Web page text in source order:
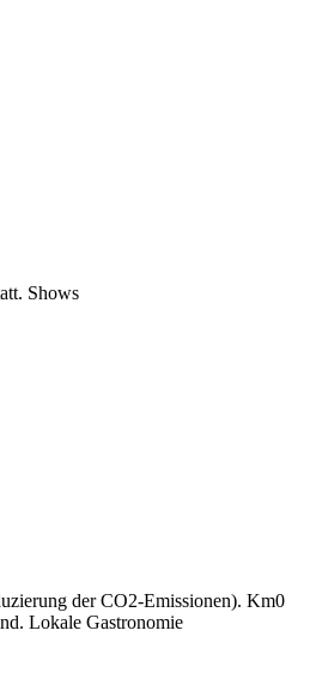
Shows
Km0
Lokale Gastronomie